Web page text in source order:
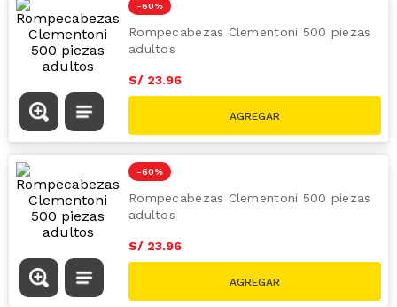
-60 %
Rompecabezas Clementoni 500 piezas
adultos
S/ 23.96
S/
Rompecabezas Clementoni 500 piezas
S/ 23.96